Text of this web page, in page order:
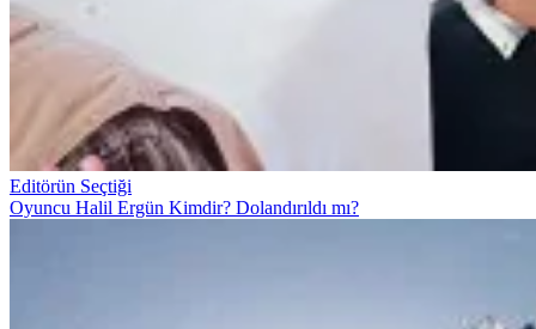
Editörün Seçtiği
Oyuncu Halil Ergün Kimdir? Dolandırıldı mı?